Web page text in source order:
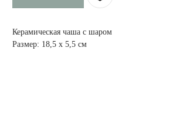
Керамическая чаша с шаром
Размер: 18,5 х 5,5 см